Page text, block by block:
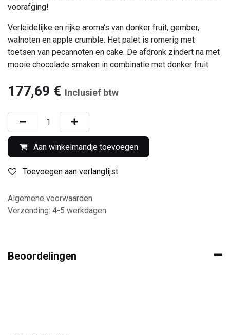
voorafging!
Verleidelijke en rijke aroma's van donker fruit, gember,
walnoten en apple crumble. Het palet is romerig met
toetsen van pecannoten en cake. De afdronk zindert na met
mooie chocolade smaken in combinatie met donker fruit.
177,69 € Inclusief btw
Aan winkelmandje toevoegen
Toevoegen aan verlanglijst
Algemene voorwaarden
Verzending: 4-5 werkdagen
Beoordelingen